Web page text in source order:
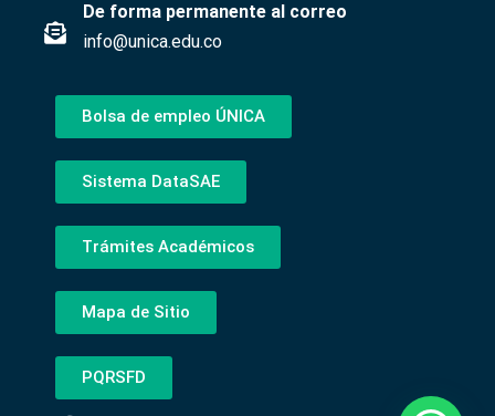
De forma permanente al correo
info@unica.edu.co
Bolsa de empleo ÚNICA
Sistema DataSAE
Trámites Académicos
Mapa de Sitio
PQRSFD